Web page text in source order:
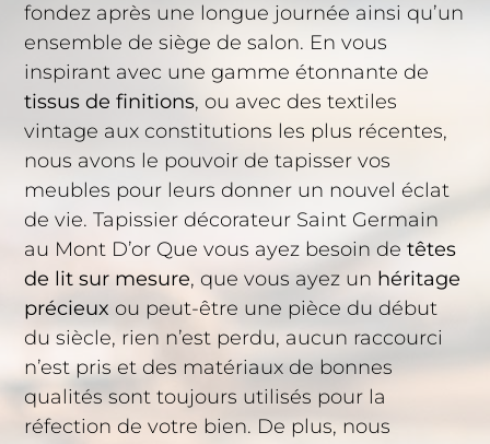
fondez après une longue journée ainsi qu’un
ensemble de siège de salon. En vous
inspirant avec une gamme étonnante de
tissus de finitions, ou avec des textiles
vintage aux constitutions les plus récentes,
nous avons le pouvoir de tapisser vos
meubles pour leurs donner un nouvel éclat
de vie. Tapissier décorateur Saint Germain
au Mont D’or Que vous ayez besoin detêtes
de lit sur mesure, que vous ayez un héritage
précieux ou peut-être une pièce du début
du siècle, rien n’est perdu, aucun raccourci
n’est pris et des matériaux de bonnes
qualités sont toujours utilisés pour la
réfection de votre bien. De plus, nous